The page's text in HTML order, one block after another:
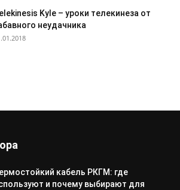
Kyle – уроки телекинеза от
неудачника
кабель РКГМ: где
и почему выбирают для